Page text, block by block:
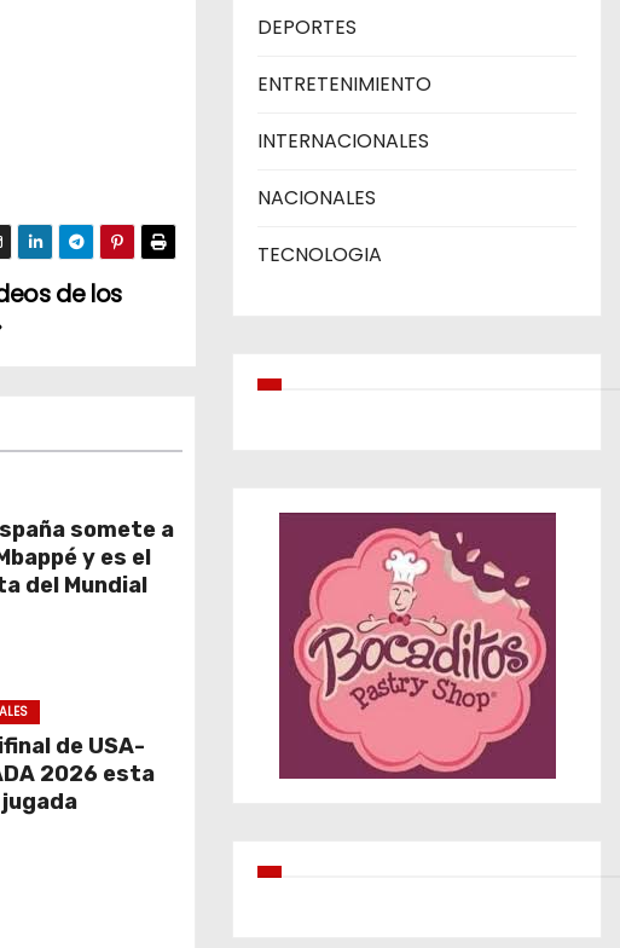
de los
somete a
y es el
del Mundial
de USA-
2026 esta
DEPORTES
ENTRETENIMIENTO
INTERNACIONALES
NACIONALES
TECNOLOGIA